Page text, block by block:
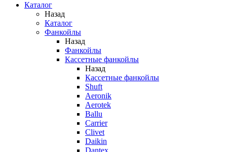
Каталог
Назад
Каталог
Фанкойлы
Назад
Фанкойлы
Кассетные фанкойлы
Назад
Кассетные фанкойлы
Shuft
Aeronik
Aerotek
Ballu
Carrier
Clivet
Daikin
Dantex